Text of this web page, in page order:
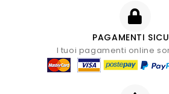
PAGAMENTI
I tuoi pagamenti online